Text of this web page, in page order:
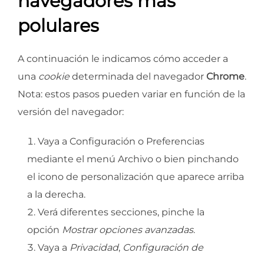
polulares
A continuación le indicamos cómo acceder a
una cookie determinada del navegador Chrome.
Nota: estos pasos pueden variar en función de la
versión del navegador:
Vaya a Configuración o Preferencias
mediante el menú Archivo o bien pinchando
el icono de personalización que aparece arriba
a la derecha.
Verá diferentes secciones, pinche la
opción Mostrar opciones avanzadas.
Vaya a Privacidad, Configuración de